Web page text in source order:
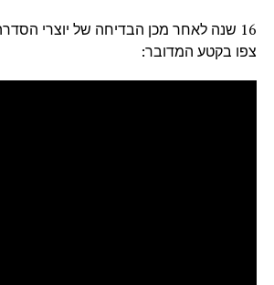
16 שנה לאחר מכן הבדיחה של יוצרי
צפו בקטע המדובר: